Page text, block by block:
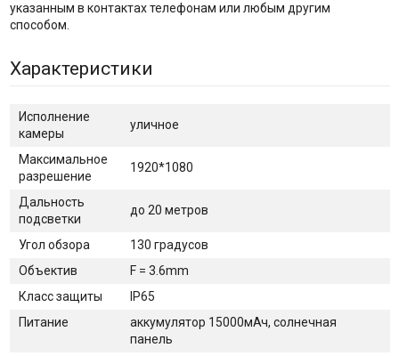
указанным в контактах телефонам или любым другим
способом.
Характеристики
Исполнение
камеры
уличное
Максимальное
разрешение
1920*1080
Дальность
подсветки
до 20 метров
Угол обзора
130 градусов
Объектив
F = 3.6mm
Класс защиты
IP65
Питание
аккумулятор 15000мАч, солнечная
панель